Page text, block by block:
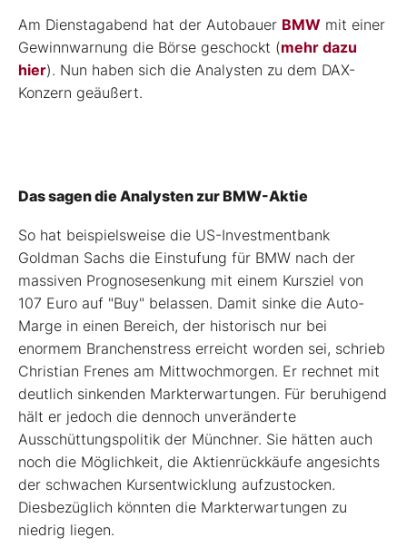
Am Dienstagabend hat der Autobauer BMW mit einer
Gewinnwarnung die Börse geschockt (mehr dazu
hier). Nun haben sich die Analysten zu dem DAX-
Konzern geäußert.
Das sagen die Analysten zur BMW-Aktie
So hat beispielsweise die US-Investmentbank
Goldman Sachs die Einstufung für BMW nach der
massiven Prognosesenkung mit einem Kursziel von
107 Euro auf "Buy" belassen. Damit sinke die Auto-
Marge in einen Bereich, der historisch nur bei
enormem Branchenstress erreicht worden sei, schrieb
Christian Frenes am Mittwochmorgen. Er rechnet mit
deutlich sinkenden Markterwartungen. Für beruhigend
hält er jedoch die dennoch unveränderte
Ausschüttungspolitik der Münchner. Sie hätten auch
noch die Möglichkeit, die Aktienrückkäufe angesichts
der schwachen Kursentwicklung aufzustocken.
Diesbezüglich könnten die Markterwartungen zu
niedrig liegen.